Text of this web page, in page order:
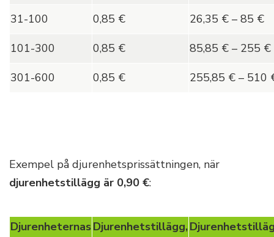
31-100
0,85 €
26,35 € – 85 €
101-300
0,85 €
85,85 € – 255 €
301-600
0,85 € 255,85 € – 510
Exempel på djurenhetsprissättningen, när
djurenhetstillägg är 0,90 €:
DjurenheternasDjurenhetstillägg,